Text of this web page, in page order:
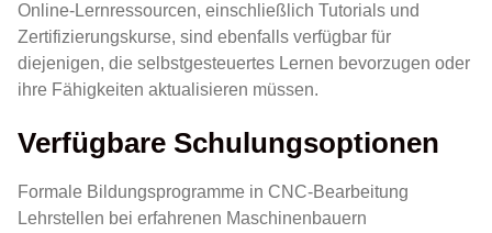
Online-Lernressourcen, einschließlich Tutorials und
Zertifizierungskurse, sind ebenfalls verfügbar für
diejenigen, die selbstgesteuertes Lernen bevorzugen oder
ihre Fähigkeiten aktualisieren müssen.
Verfügbare Schulungsoptionen
Formale Bildungsprogramme in CNC-Bearbeitung
Lehrstellen bei erfahrenen Maschinenbauern